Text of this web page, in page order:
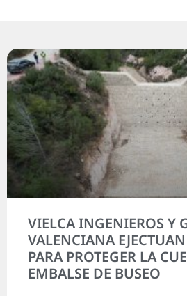
VIELCA INGENIEROS Y
VALENCIANA
PARA PROTEGER LA
EMBALSE DE BUSEO